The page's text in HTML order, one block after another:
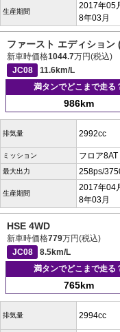
生産期間
2017年05
8年03月
ファースト エディション
新車時価格1044.7万円(税込)
JC08
11.6km/L
満タンでどこまで走る
986km
排気量 2992cc
ミッション フロア8AT
最大出力 258ps/
生産期間
2017年04
8年03月
HSE 4WD
新車時価格779万円(税込)
JC08
8.5km/L
満タンでどこまで走る
765km
排気量 2994cc